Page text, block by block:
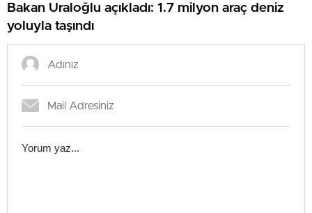
Bakan Uraloğlu açıkladı: 1.7 milyon araç deniz
yoluyla taşındı